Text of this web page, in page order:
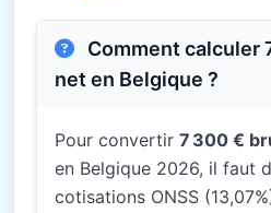
net en Belgique ?
Pour convertir 7 300 €
en Belgique 2026, il faut
cotisations ONSS